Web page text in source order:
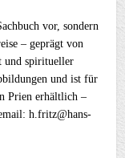
vor, sondern
– geprägt von
und spiritueller
und ist für
Prien erhältlich –
h.fritz@hans-